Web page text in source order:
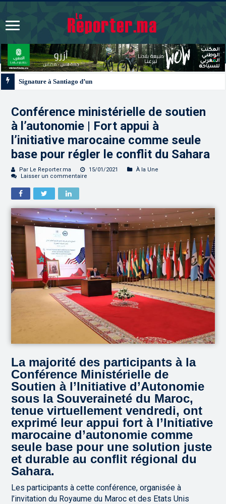
Conférence ministérielle de soutien
à l’autonomie | Fort appui à
l’initiative marocaine comme seule
base pour régler le conflit du Sahara
Par Le Reporter.ma 15/01/2021
À la Une
Laisser un commentaire
La majorité des participants à la
Conférence Ministérielle de
Soutien à l’Initiative d’Autonomie
sous la Souveraineté du Maroc,
tenue virtuellement vendredi, ont
exprimé leur appui fort à l’Initiative
marocaine d’autonomie comme
seule base pour une solution juste
et durable au conflit régional du
Sahara.
Les participants à cette conférence, organisée à
l’invitation du Royaume du Maroc et des Etats Unis